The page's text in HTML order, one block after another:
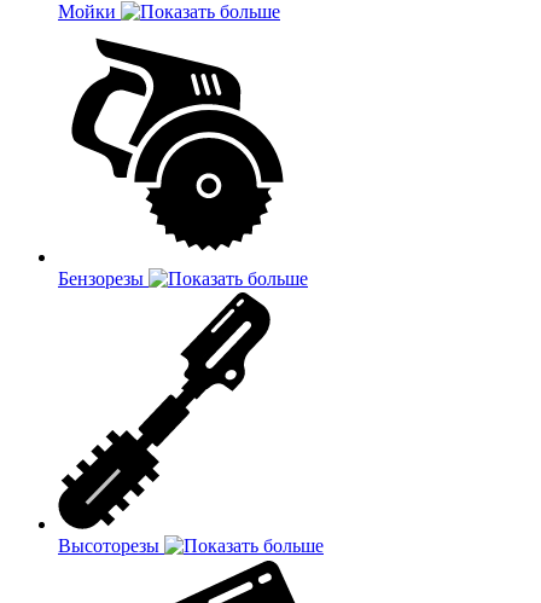
Мойки
Бензорезы
Высоторезы